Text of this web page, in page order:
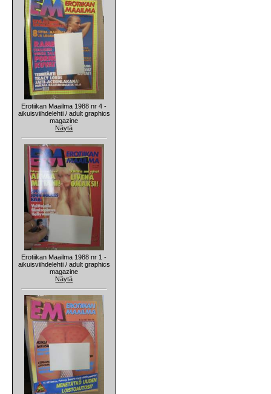
Erotiikan Maailma 1988 nr 4 -
aikuisviihdelehti / adult graphics
magazine
Näytä
Erotiikan Maailma 1988 nr 1 -
aikuisviihdelehti / adult graphics
magazine
Näytä